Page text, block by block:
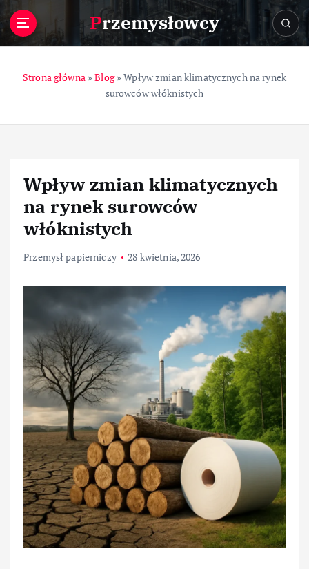
Przemysłowcy
Strona główna»Blog»Wpływ zmian klimatycznych na rynek
surowców włóknistych
Wpływ zmian klimatycznych
na rynek surowców
włóknistych
Przemysł papierniczy 28 kwietnia, 2026